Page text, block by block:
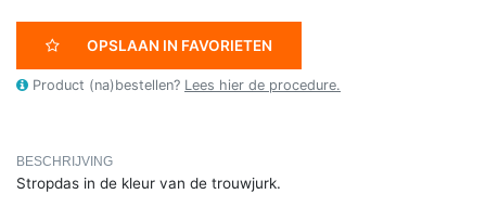
OPSLAAN IN FAVORIETEN
Product (na)bestellen? Lees hier de procedure.
BESCHRIJVING
Stropdas in de kleur van de trouwjurk.